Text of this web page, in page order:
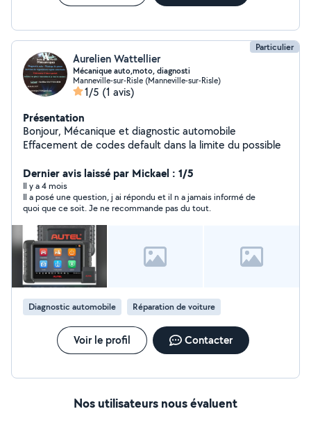
Particulier
Aurelien Wattellier
Mécanique auto,moto, diagnosti
Manneville-sur-Risle (Manneville-sur-Risle)
1/5 (1 avis)
Présentation
Bonjour, Mécanique et diagnostic automobile
Effacement de codes default dans la limite du possible
Dernier avis laissé par Mickael : 1/5
Il y a 4 mois
Il a posé une question, j ai répondu et il n a jamais informé de
quoi que ce soit. Je ne recommande pas du tout.
Diagnostic automobile Réparation de voiture
Voir le profil Contacter
Nos utilisateurs nous évaluent